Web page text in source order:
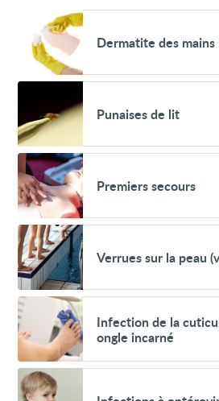
Dermatite
des
mains
Dermatite des mains
Voir
lit
Punaises de lit
Voir
Premiers
secours
Premiers secours
Voir
Verrues
sur
la
peau
(verrues
cutanées)
Verrues sur la peau
Voir
Infection
de
la
cuticule
(paronychie)
et
ongle
Infection de la
ongle incarné
Voir
Infections